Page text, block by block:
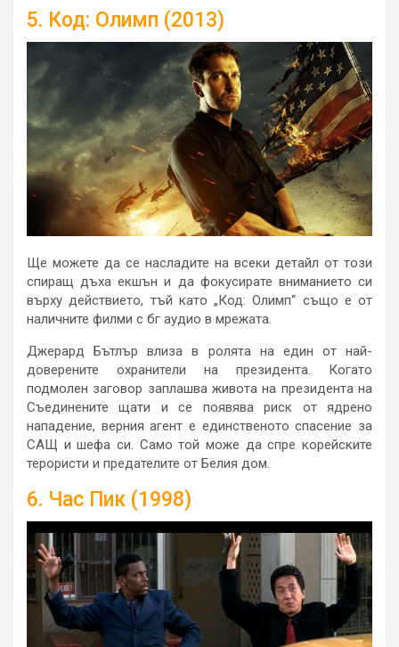
5. Код: Олимп (2013)
Ще можете да се насладите на всеки детайл от този
спиращ дъха екшън и да фокусирате вниманието си
върху действието, тъй като „Код: Олимп“ също е от
наличните филми с бг аудио в мрежата.
Джерард Бътлър влиза в ролята на един от най-
доверените охранители на президента. Когато
подмолен заговор заплашва живота на президента на
Съединените щати и се появява риск от ядрено
нападение, верния агент е единственото спасение за
САЩ и шефа си. Само той може да спре корейските
терористи и предателите от Белия дом.
6. Час Пик (1998)